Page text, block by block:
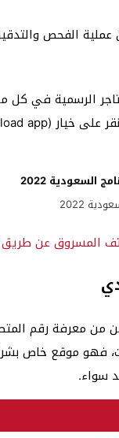
عملية الفحص
2022
المسروق عن
من معرفة رقم
فهو موقع خاص
سواء.